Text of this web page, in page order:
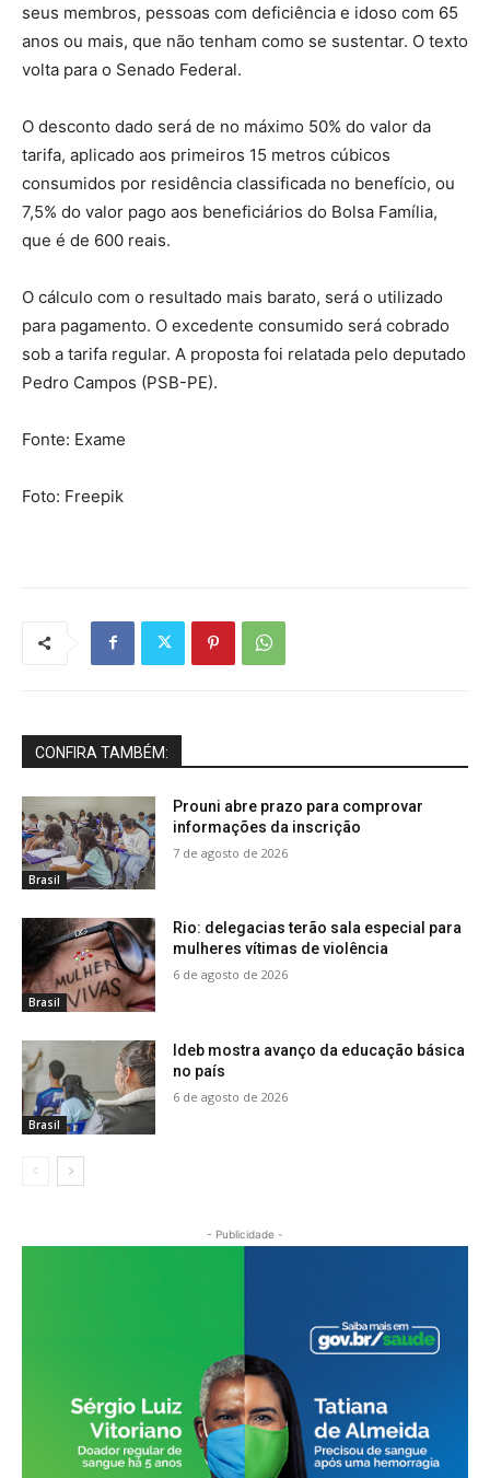
seus membros, pessoas com deficiência e idoso com 65
anos ou mais, que não tenham como se sustentar. O texto
volta para o Senado Federal.
O desconto dado será de no máximo 50% do valor da
tarifa, aplicado aos primeiros 15 metros cúbicos
consumidos por residência classificada no benefício, ou
7,5% do valor pago aos beneficiários do Bolsa Família,
que é de 600 reais.
O cálculo com o resultado mais barato, será o utilizado
para pagamento. O excedente consumido será cobrado
sob a tarifa regular. A proposta foi relatada pelo deputado
Pedro Campos (PSB-PE).
Fonte: Exame
Foto: Freepik
CONFIRA TAMBÉM:
Brasil
Prouni abre prazo para comprovar
informações da inscrição
7 de agosto de 2026
Brasil
Rio: delegacias terão sala especial para
mulheres vítimas de violência
6 de agosto de 2026
Brasil
Ideb mostra avanço da educação básica
no país
6 de agosto de 2026
- Publicidade -